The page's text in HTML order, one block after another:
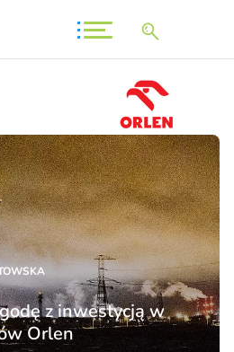
z inwestycją w
Orlen